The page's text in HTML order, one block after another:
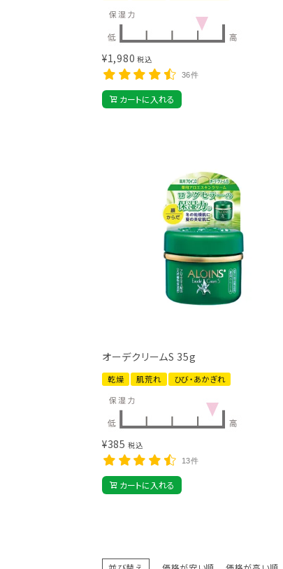
¥1,980 税込
36件
カートに入れる
オーデクリームS 35g
乾燥 肌荒れ ひび・あかぎれ
¥385 税込
13件
カートに入れる